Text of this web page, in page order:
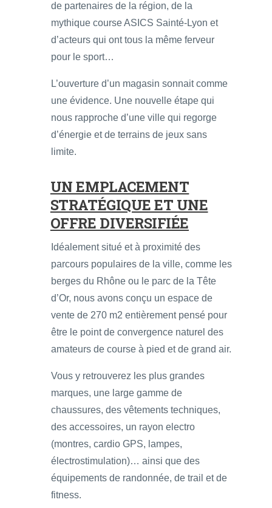
de partenaires de la région, de la
mythique course ASICS Sainté-Lyon et
d’acteurs qui ont tous la même ferveur
pour le sport…
L’ouverture d’un magasin sonnait comme
une évidence. Une nouvelle étape qui
nous rapproche d’une ville qui regorge
d’énergie et de terrains de jeux sans
limite.
UN EMPLACEMENT
STRATÉGIQUE ET UNE
OFFRE DIVERSIFIÉE
Idéalement situé et à proximité des
parcours populaires de la ville, comme les
berges du Rhône ou le parc de la Tête
d’Or, nous avons conçu un espace de
vente de 270 m2 entièrement pensé pour
être le point de convergence naturel des
amateurs de course à pied et de grand air.
Vous y retrouverez les plus grandes
marques, une large gamme de
chaussures, des vêtements techniques,
des accessoires, un rayon electro
(montres, cardio GPS, lampes,
électrostimulation)… ainsi que des
équipements de randonnée, de trail et de
fitness.